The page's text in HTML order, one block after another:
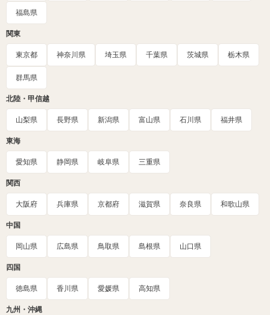
福島県
関東
東京都 神奈川県 埼玉県 千葉県 茨城県 栃木県
群馬県
北陸・甲信越
山梨県 長野県 新潟県 富山県 石川県 福井県
東海
愛知県 静岡県 岐阜県 三重県
関西
大阪府 兵庫県 京都府 滋賀県 奈良県 和歌山県
中国
岡山県 広島県 鳥取県 島根県 山口県
四国
徳島県 香川県 愛媛県 高知県
九州・沖縄